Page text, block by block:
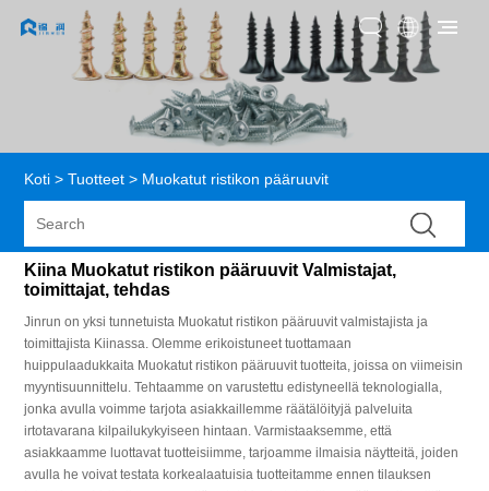
Koti > Tuotteet > Muokatut ristikon pääruuvit
Kiina Muokatut ristikon pääruuvit Valmistajat,
toimittajat, tehdas
Jinrun on yksi tunnetuista Muokatut ristikon pääruuvit valmistajista ja
toimittajista Kiinassa. Olemme erikoistuneet tuottamaan
huippulaadukkaita Muokatut ristikon pääruuvit tuotteita, joissa on viimeisin
myyntisuunnittelu. Tehtaamme on varustettu edistyneellä teknologialla,
jonka avulla voimme tarjota asiakkaillemme räätälöityjä palveluita
irtotavarana kilpailukykyiseen hintaan. Varmistaaksemme, että
asiakkaamme luottavat tuotteisiimme, tarjoamme ilmaisia ​​näytteitä, joiden
avulla he voivat testata korkealaatuisia tuotteitamme ennen tilauksen